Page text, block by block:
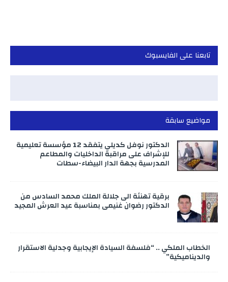
تابعنا على الفايسبوك
مواضيع سابقة
الدكتور نوفل كديلي يتفقد 12 مؤسسة تعليمية
للإشراف على مراقبة الداخليات والمطاعم
المدرسية بجهة الدار البيضاء-سطات
برقية تهنئة الى جلالة الملك محمد السادس من
الدكتور رضوان غنيمي بمناسبة عيد العرش المجيد
الخطاب الملكي .. “فلسفة السيادة الإيجابية وجدلية الاستقرار
والديناميكية”